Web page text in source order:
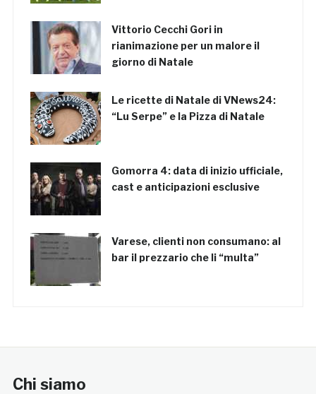
Vittorio Cecchi Gori in
rianimazione per un malore il
giorno di Natale
Le ricette di Natale di VNews24:
“Lu Serpe” e la Pizza di Natale
Gomorra 4: data di inizio ufficiale,
cast e anticipazioni esclusive
Varese, clienti non consumano: al
bar il prezzario che li “multa”
Chi siamo